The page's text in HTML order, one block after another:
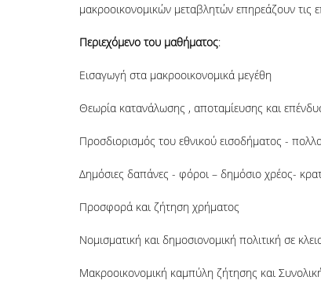
μακροοικονομικών μεταβλητών επηρεάζουν τις
Περιεχόμενο του μαθήματος:
Εισαγωγή στα μακροοικονομικά μεγέθη
Θεωρία κατανάλωσης , αποταμίευσης και
Προσδιορισμός του εθνικού εισοδήματος -
Δημόσιες δαπάνες - φόροι – δημόσιο χρέος-
Προσφορά και ζήτηση χρήματος
Νομισματική και δημοσιονομική πολιτική σε
Μακροοικονομική καμπύλη ζήτησης και